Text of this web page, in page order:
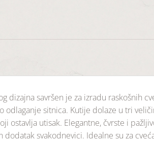
dizajna savršen je za izradu raskošnih
sitnica. Kutije dolaze u tri
ostavlja utisak. Elegantne, čvrste i
svakodnevici. Idealne su za